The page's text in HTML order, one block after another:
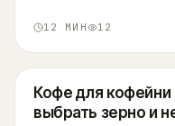
поломки не били по
12 МИН 12
Кофе для
выбрать зерно и